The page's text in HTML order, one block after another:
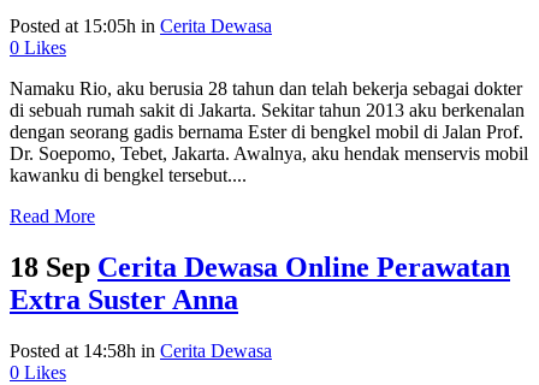
Posted at 15:05h in Cerita Dewasa
0 Likes
Namaku Rio, aku berusia 28 tahun dan telah bekerja sebagai dokter
di sebuah rumah sakit di Jakarta. Sekitar tahun 2013 aku berkenalan
dengan seorang gadis bernama Ester di bengkel mobil di Jalan Prof.
Dr. Soepomo, Tebet, Jakarta. Awalnya, aku hendak menservis mobil
kawanku di bengkel tersebut....
Read More
18 Sep Cerita Dewasa Online Perawatan
Extra Suster Anna
Posted at 14:58h in Cerita Dewasa
0 Likes